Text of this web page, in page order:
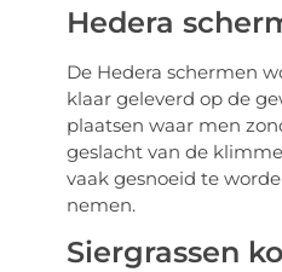
Hedera
De Hedera schermen
klaar geleverd op de
plaatsen waar men
geslacht van de
vaak gesnoeid te
nemen.
Siergrassen